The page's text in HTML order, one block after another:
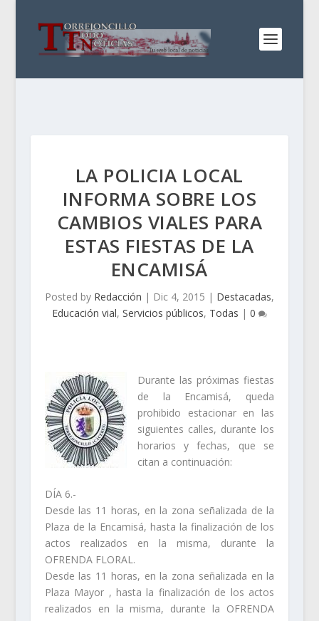
LA POLICIA LOCAL
INFORMA SOBRE LOS
CAMBIOS VIALES PARA
ESTAS FIESTAS DE LA
ENCAMISÁ
Posted by Redacción | Dic 4, 2015 | Destacadas,
Educación vial, Servicios públicos, Todas | 0
Durante las próximas fiestas
de la Encamisá, queda
prohibido estacionar en las
siguientes calles, durante los
horarios y fechas, que se
citan a continuación:
DÍA 6.-
Desde las 11 horas, en la zona señalizada de la
Plaza de la Encamisá, hasta la finalización de los
actos realizados en la misma, durante la
OFRENDA FLORAL.
Desde las 11 horas, en la zona señalizada en la
Plaza Mayor , hasta la finalización de los actos
realizados en la misma, durante la OFRENDA